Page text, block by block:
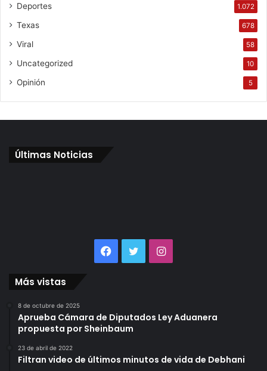
Deportes 1.072
Texas 678
Viral 58
Uncategorized 10
Opinión 5
Últimas Noticias
Facebook
TwitterInstagram
Más vistas
8 de octubre de 2025
Aprueba Cámara de Diputados Ley Aduanera
propuesta por Sheinbaum
23 de abril de 2022
Filtran video de últimos minutos de vida de Debhani